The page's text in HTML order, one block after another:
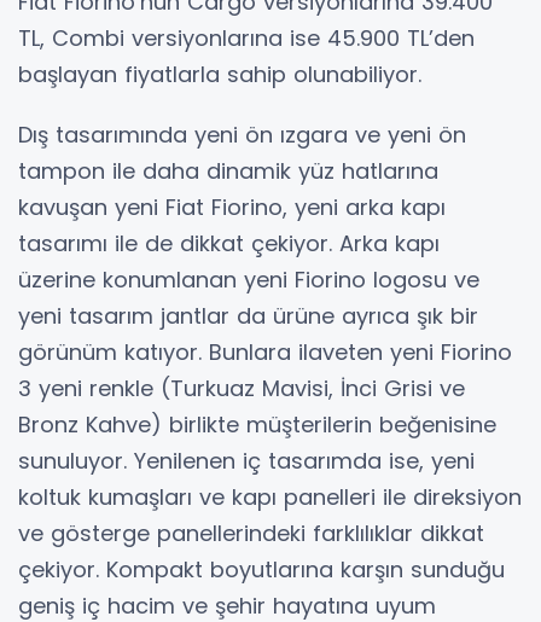
TL, Combi versiyonlarına ise 45.900 TL’den
başlayan fiyatlarla sahip olunabiliyor.
Dış tasarımında yeni ön ızgara ve yeni ön
tampon ile daha dinamik yüz hatlarına
kavuşan yeni Fiat Fiorino, yeni arka kapı
tasarımı ile de dikkat çekiyor. Arka kapı
üzerine konumlanan yeni Fiorino logosu ve
yeni tasarım jantlar da ürüne ayrıca şık bir
görünüm katıyor. Bunlara ilaveten yeni Fiorino
3 yeni renkle (Turkuaz Mavisi, İnci Grisi ve
Bronz Kahve) birlikte müşterilerin beğenisine
sunuluyor. Yenilenen iç tasarımda ise, yeni
koltuk kumaşları ve kapı panelleri ile direksiyon
ve gösterge panellerindeki farklılıklar dikkat
çekiyor. Kompakt boyutlarına karşın sunduğu
geniş iç hacim ve şehir hayatına uyum